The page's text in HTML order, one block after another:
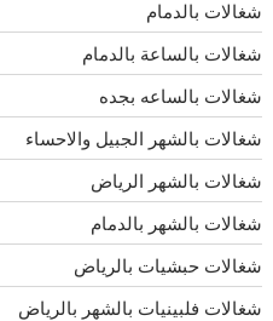
شغالات بالدمام
شغالات بالساعة بالدمام
شغالات بالساعه بجده
شغالات بالشهر الجبيل والاحساء
شغالات بالشهر الرياض
شغالات بالشهر بالدمام
شغالات حبشيات بالرياض
شغالات فلبينيات بالشهر بالرياض